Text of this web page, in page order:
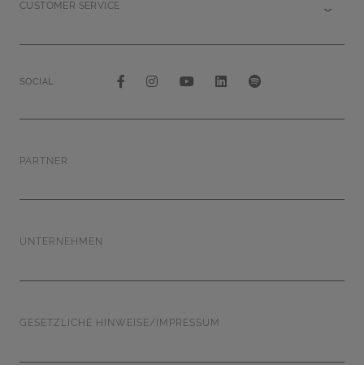
CUSTOMER SERVICE
SOCIAL
PARTNER
UNTERNEHMEN
GESETZLICHE HINWEISE/IMPRESSUM